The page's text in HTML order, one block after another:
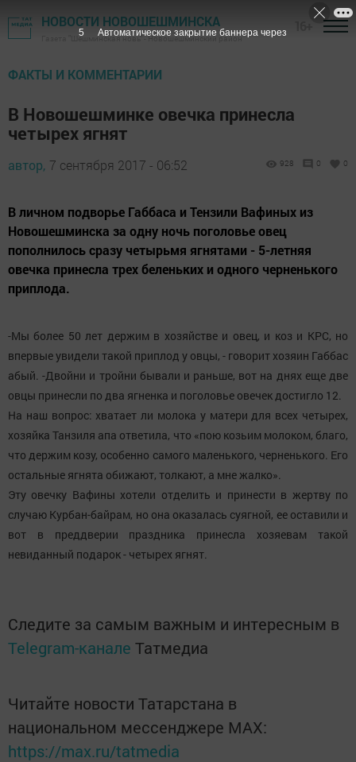
НОВОСТИ НОВОШЕШМИНСКА
Газета "Шешминская новь" - Новошешминский район
ФАКТЫ И КОММЕНТАРИИ
В Новошешминке овечка принесла
четырех ягнят
автор, 7 сентября 2017 - 06:52 928 0 0
В личном подворье Габбаса и Тензили Вафиных из
Новошешминска за одну ночь поголовье овец
пополнилось сразу четырьмя ягнятами - 5-летняя
овечка принесла трех беленьких и одного черненького
приплода.
-Мы более 50 лет держим в хозяйстве и овец, и коз и КРС, но
впервые увидели такой приплод у овцы, - говорит хозяин Габбас
абый. -Двойни и тройни бывали и раньше, вот на днях еще две
овцы принесли по два ягненка и поголовье овечек достигло 12.
На наш вопрос: хватает ли молока у матери для всех четырех,
хозяйка Танзиля апа ответила, что «пою козьим молоком, благо,
что держим козу, особенно самого маленького, черненького. Его
остальные ягнята обижают, толкают, а мне жалко».
Эту овечку Вафины хотели отделить и принести в жертву по
случаю Курбан-байрам, но она оказалась суягной, ее оставили и
вот в преддверии праздника принесла хозяевам такой
невиданный подарок - четырех ягнят.
Следите за самым важным и интересным в
Telegram-канале Татмедиа
Читайте новости Татарстана в
национальном мессенджере MАХ:
https://max.ru/tatmedia
4 Автоматическое закрытие баннера через